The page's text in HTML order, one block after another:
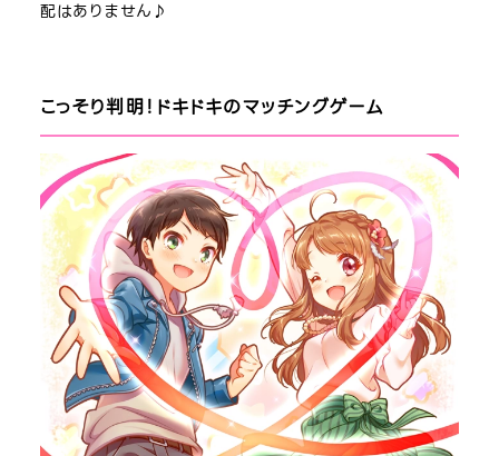
配はありません♪
こっそり判明！ドキドキのマッチングゲーム